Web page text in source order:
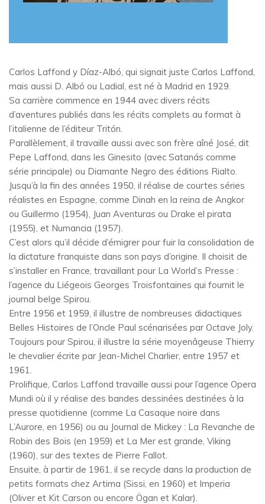
Carlos Laffond y Díaz-Albó, qui signait juste Carlos Laffond,
mais aussi D. Albó ou Ladial, est né à Madrid en 1929.
Sa carrière commence en 1944 avec divers récits
d’aventures publiés dans les récits complets au format à
l’italienne de l’éditeur Tritón.
Parallèlement, il travaille aussi avec son frère aîné José, dit
Pepe Laffond, dans les Ginesito (avec Satanás comme
série principale) ou Diamante Negro des éditions Rialto.
Jusqu’à la fin des années 1950, il réalise de courtes séries
réalistes en Espagne, comme Dinah en la reina de Angkor
ou Guillermo (1954), Juan Aventuras ou Drake el pirata
(1955), et Numancia (1957).
C’est alors qu’il décide d’émigrer pour fuir la consolidation de
la dictature franquiste dans son pays d’origine. Il choisit de
s’installer en France, travaillant pour La World’s Presse :
l’agence du Liégeois Georges Troisfontaines qui fournit le
journal belge Spirou.
Entre 1956 et 1959, il illustre de nombreuses didactiques
Belles Histoires de l’Oncle Paul scénarisées par Octave Joly.
Toujours pour Spirou, il illustre la série moyenâgeuse Thierry
le chevalier écrite par Jean-Michel Charlier, entre 1957 et
1961.
Prolifique, Carlos Laffond travaille aussi pour l’agence Opera
Mundi où il y réalise des bandes dessinées destinées à la
presse quotidienne (comme La Casaque noire dans
L’Aurore, en 1956) ou au Journal de Mickey : La Revanche de
Robin des Bois (en 1959) et La Mer est grande, Viking
(1960), sur des textes de Pierre Fallot.
Ensuite, à partir de 1961, il se recycle dans la production de
petits formats chez Artima (Sissi, en 1960) et Imperia
(Oliver et Kit Carson ou encore Ögan et Kalar).